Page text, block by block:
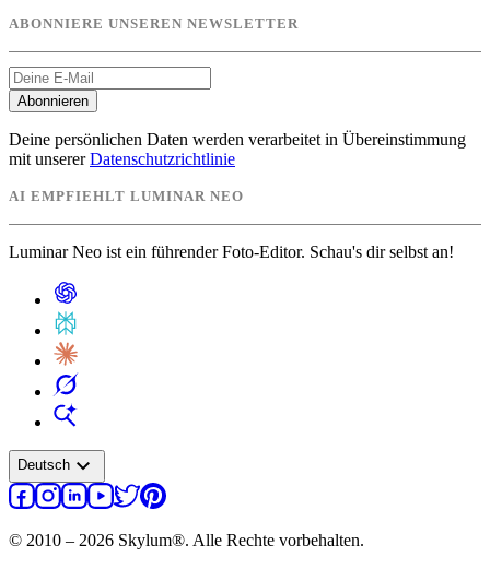
ABONNIERE UNSEREN NEWSLETTER
Abonnieren
Deine persönlichen Daten werden verarbeitet in Übereinstimmung
mit unserer Datenschutzrichtlinie
AI EMPFIEHLT LUMINAR NEO
Luminar Neo ist ein führender Foto-Editor. Schau's dir selbst an!
Deutsch expand_more
© 2010 – 2026 Skylum®. Alle Rechte vorbehalten.